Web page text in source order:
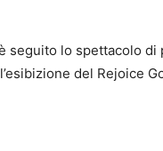
seguito lo spettacolo
del Rejoice